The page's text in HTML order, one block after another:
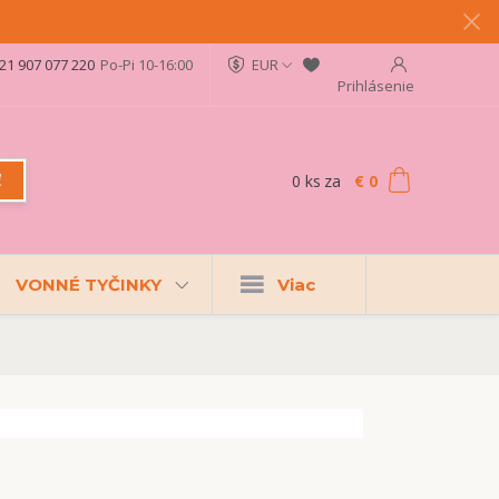
EUR
Prihlásenie
907 077 220 Po-Pi 10-16:00
0 ks za € 0
VONNÉ TYČINKY Viac